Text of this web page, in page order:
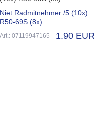
Niet Radmitnehmer /5 (10x)
R50-69S (8x)
Art.: 07119947165 1.90